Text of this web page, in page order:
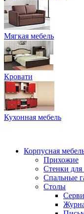
Мягкая мебель
Кровати
Кухонная мебель
Корпусная
Прихожие
Стенки для
Спальные
Столы